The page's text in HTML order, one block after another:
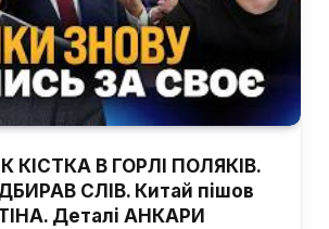
КІСТКА В ГОРЛІ ПОЛЯКІВ.
СЛІВ. Китай пішов
Деталі АНКАРИ